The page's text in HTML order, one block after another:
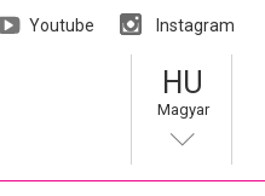
Youtube Instagram
HU
Magyar